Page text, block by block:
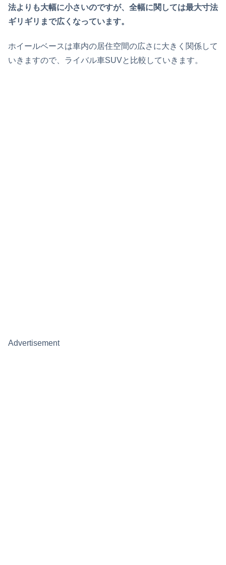
法よりも大幅に小さいのですが、全幅に関しては最大寸法
ギリギリまで広くなっています。
ホイールベースは車内の居住空間の広さに大きく関係して
いきますので、ライバル車SUVと比較していきます。
Advertisement